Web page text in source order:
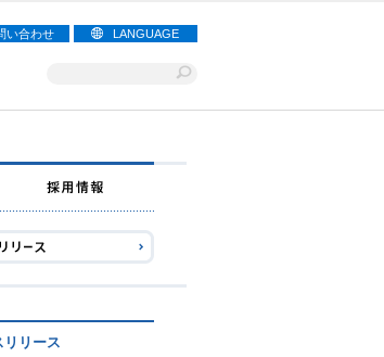
い合わせ LANGUAGE
リリース